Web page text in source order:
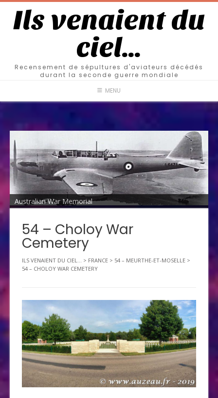
Ils venaient du
ciel…
Recensement de sépultures d'aviateurs décédés
durant la seconde guerre mondiale
MENU
Australian War Memorial
54 – Choloy War
Cemetery
ILS VENAIENT DU CIEL... > FRANCE > 54 – MEURTHE-ET-MOSELLE >
54 – CHOLOY WAR CEMETERY